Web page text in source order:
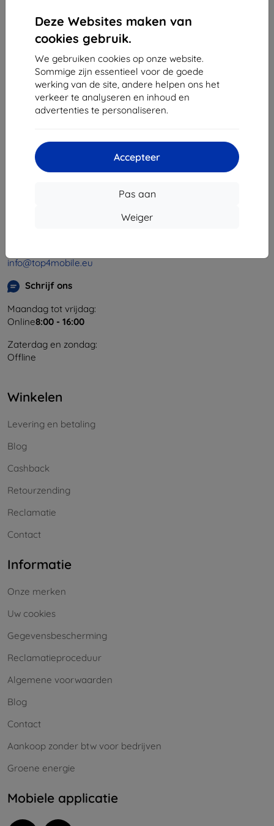
Deze Websites maken van
cookies gebruik.
We gebruiken cookies op onze website.
Sommige zijn essentieel voor de goede
werking van de site, andere helpen ons het
verkeer te analyseren en inhoud en
advertenties te personaliseren.
Accepteer
Pas aan
Weiger
Ulica Rudolfa Mocka 3750/2A
841 04 Bratislava
SK2023549671
info@top4mobile.eu
Schrijf ons
Maandag tot vrijdag:
Online8:00 - 16:00
Zaterdag en zondag:
Offline
Winkelen
Levering en betaling
Blog
Cashback
Retourzending
Reclamatie
Contact
Informatie
Onze merken
Uw cookies
Gegevensbescherming
Reclamatieproceduur
Algemene voorwaarden
Blog
Contact
Aankoop zonder btw voor bedrijven
Groene energie
Mobiele applicatie